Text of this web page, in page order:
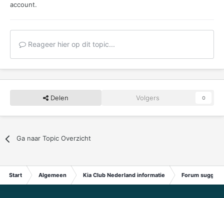
account.
Reageer hier op dit topic...
Delen Volgers 0
Ga naar Topic Overzicht
Start Algemeen Kia Club Nederland informatie Forum